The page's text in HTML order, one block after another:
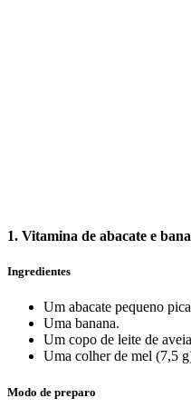
1. Vitamina de abacate e
Ingredientes
Um abacate pequeno
Uma banana.
Um copo de leite de
Uma colher de mel (7,5
Modo de preparo